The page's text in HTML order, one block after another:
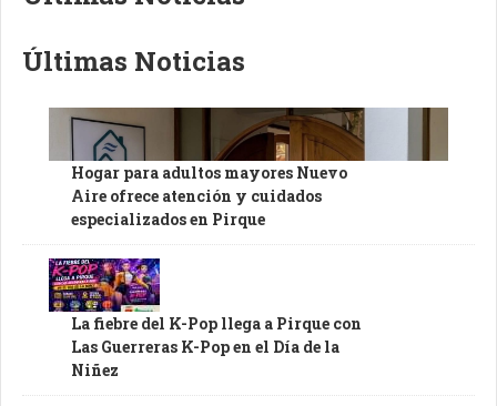
Últimas Noticias
Hogar para adultos mayores Nuevo
Aire ofrece atención y cuidados
especializados en Pirque
La fiebre del K-Pop llega a Pirque con
Las Guerreras K-Pop en el Día de la
Niñez